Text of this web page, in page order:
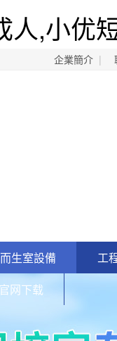
人,小优
企業簡介 |
生室設備
工
网下载